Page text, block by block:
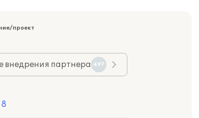
проект
внедрения партнера 497